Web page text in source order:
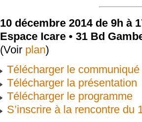
10 décembre 2014 de 9h à
Espace Icare • 31 Bd
(Voir plan)
Télécharger le
Télécharger la présentation
Télécharger le programme
S’inscrire à la rencontre du